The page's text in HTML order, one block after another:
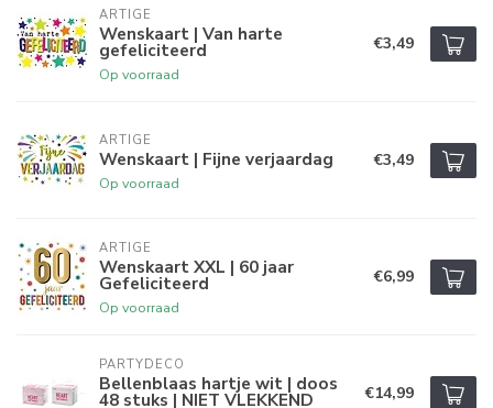
ARTIGE
Wenskaart | Van harte
gefeliciteerd
Op voorraad
€3,49
ARTIGE
Wenskaart | Fijne verjaardag
Op voorraad
€3,49
ARTIGE
Wenskaart XXL | 60 jaar
Gefeliciteerd
Op voorraad
€6,99
PARTYDECO
Bellenblaas hartje wit | doos
48 stuks | NIET VLEKKEND €14,99